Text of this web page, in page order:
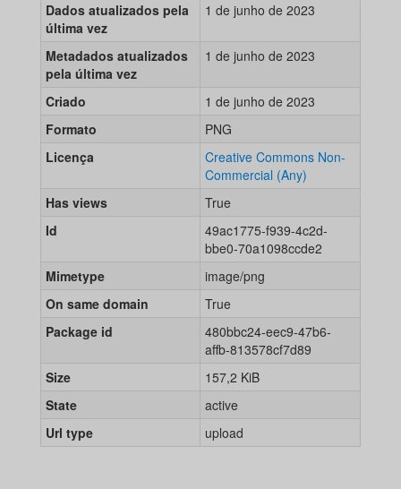
Dados atualizados pela
última vez
1 de junho de 2023
Metadados atualizados
pela última vez
1 de junho de 2023
Criado
1 de junho de 2023
Formato
PNG
Licença
Creative Commons Non-
Commercial (Any)
Has views
True
Id
49ac1775-f939-4c2d-
bbe0-70a1098ccde2
Mimetype
image/png
On same domain
True
Package id
480bbc24-eec9-47b6-
affb-813578cf7d89
Size
157,2 KiB
State
active
Url type
upload